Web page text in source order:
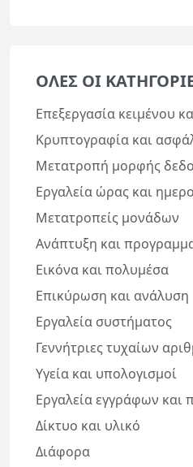
ΌΛΕΣ ΟΙ
Επεξεργασία κειμένου
Κρυπτογραφία και
Μετατροπή μορφής
Εργαλεία ώρας και
Μετατροπείς μονάδων
Ανάπτυξη και
Εικόνα και πολυμέσα
Επικύρωση και ανάλυση
Εργαλεία συστήματος
Γεννήτριες τυχαίων
Υγεία και υπολογισμοί
Εργαλεία εγγράφων και
Δίκτυο και υλικό
Διάφορα